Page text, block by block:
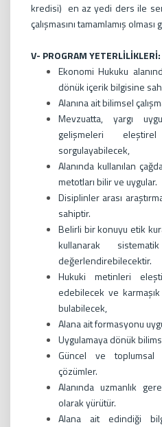
kredisi) en az yedi ders ile
çalışmasını tamamlamış olması
V- PROGRAM YETERLİLİKLERİ:
Ekonomi Hukuku
dönük içerik bilgisine
Alanına ait bilimsel
Mevzuatta, yargı
gelişmeleri
sorgulayabilecek,
Alanında kullanılan
metotları bilir ve uygular.
Disiplinler arası
sahiptir.
Belirli bir konuyu etik
kullanarak
değerlendirebilecektir.
Hukuki metinleri
edebilecek ve
bulabilecek,
Alana ait formasyonu
Uygulamaya dönük
Güncel ve
çözümler.
Alanında uzmanlık
olarak yürütür.
Alana ait edindiği